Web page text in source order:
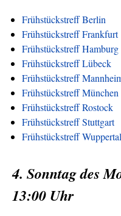
Frühstückstreff Berlin
Frühstückstreff Frankfurt
Frühstückstreff Hamburg
Frühstückstreff Lübeck
Frühstückstreff
Frühstückstreff München
Frühstückstreff Rostock
Frühstückstreff Stuttgart
Frühstückstreff Wuppertal
4. Sonntag des
13:00 Uhr